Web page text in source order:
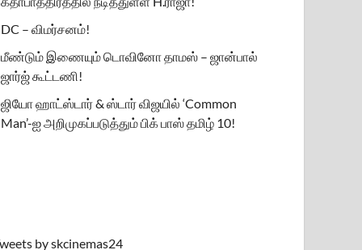
DC – விமர்சனம்!
மீண்டும் இணையும் டொவினோ தாமஸ் – ஜான்பால்
ஜார்ஜ் கூட்டணி!
ஜியோ ஹாட்ஸ்டார் & ஸ்டார் விஜயில் ‘Common
Man’-ஐ அறிமுகப்படுத்தும் பிக் பாஸ் தமிழ் 10!
by skcinemas24